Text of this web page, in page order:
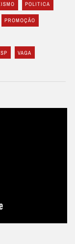
POLITICA
PROMOÇÃO
VAGA